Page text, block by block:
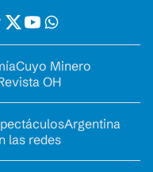
Cuyo Minero
OH
Argentina
las redes